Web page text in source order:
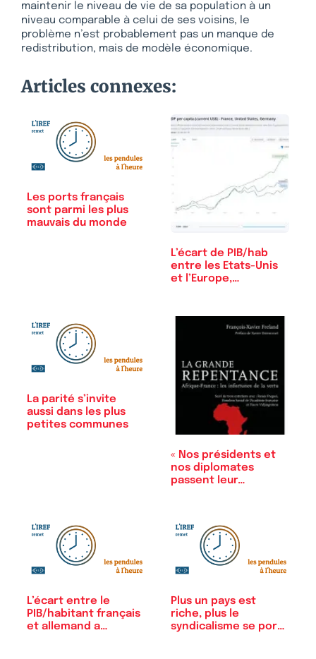
maintenir le niveau de vie de sa population à un
niveau comparable à celui de ses voisins, le
problème n’est probablement pas un manque de
redistribution, mais de modèle économique.
Articles connexes:
Les ports français
sont parmi les plus
mauvais du monde
L’écart de PIB/hab
entre les Etats-Unis
et l’Europe,…
La parité s’invite
aussi dans les plus
petites communes
« Nos présidents et
nos diplomates
passent leur…
L’écart entre le
PIB/habitant français
et allemand a…
Plus un pays est
riche, plus le
syndicalisme se porte